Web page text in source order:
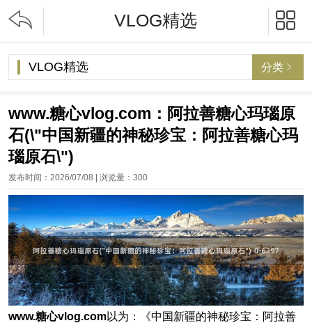
 VLOG精选 
VLOG精选 分类 
www.糖心vlog.com：阿拉善糖心玛瑙原
石(\"中国新疆的神秘珍宝：阿拉善糖心玛
瑙原石\")
发布时间：2026/07/08 | 浏览量： 300
www.糖心vlog.com以为：《中国新疆的神秘珍宝：阿拉善